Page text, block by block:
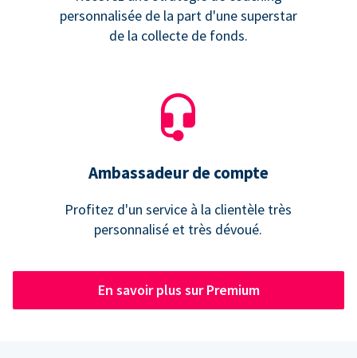
personnalisée de la part d'une superstar
de la collecte de fonds.
Ambassadeur de compte
Profitez d'un service à la clientèle très
personnalisé et très dévoué.
En savoir plus sur Premium